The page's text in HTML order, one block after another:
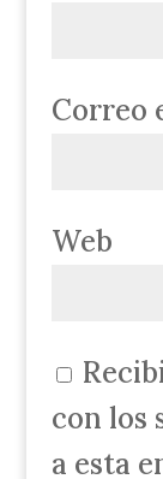
Correo
Web
con los
a esta